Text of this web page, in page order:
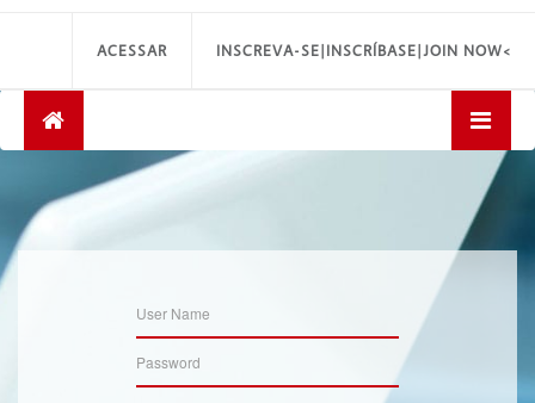
INSCREVA-SE|INSCRÍBASE|JOIN NOW<
ACESSAR